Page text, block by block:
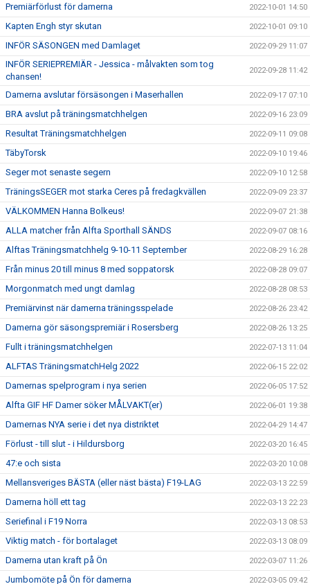
Premiärförlust för damerna 2022-10-01 14:50
Kapten Engh styr skutan 2022-10-01 09:10
INFÖR SÄSONGEN med Damlaget 2022-09-29 11:07
INFÖR SERIEPREMIÄR - Jessica - målvakten som tog
chansen!
2022-09-28 11:42
Damerna avslutar försäsongen i Maserhallen 2022-09-17 07:10
BRA avslut på träningsmatchhelgen 2022-09-16 23:09
Resultat Träningsmatchhelgen 2022-09-11 09:08
TäbyTorsk 2022-09-10 19:46
Seger mot senaste segern 2022-09-10 12:58
TräningsSEGER mot starka Ceres på fredagkvällen 2022-09-09 23:37
VÄLKOMMEN Hanna Bolkeus! 2022-09-07 21:38
ALLA matcher från Alfta Sporthall SÄNDS 2022-09-07 08:16
Alftas Träningsmatchhelg 9-10-11 September 2022-08-29 16:28
Från minus 20 till minus 8 med soppatorsk 2022-08-28 09:07
Morgonmatch med ungt damlag 2022-08-28 08:53
Premiärvinst när damerna träningsspelade 2022-08-26 23:42
Damerna gör säsongspremiär i Rosersberg 2022-08-26 13:25
Fullt i träningsmatchhelgen 2022-07-13 11:04
ALFTAS TräningsmatchHelg 2022 2022-06-15 22:02
Damernas spelprogram i nya serien 2022-06-05 17:52
Alfta GIF HF Damer söker MÅLVAKT(er) 2022-06-01 19:38
Damernas NYA serie i det nya distriktet 2022-04-29 14:47
Förlust - till slut - i Hildursborg 2022-03-20 16:45
47:e och sista 2022-03-20 10:08
Mellansveriges BÄSTA (eller näst bästa) F19-LAG 2022-03-13 22:59
Damerna höll ett tag 2022-03-13 22:23
Seriefinal i F19 Norra 2022-03-13 08:53
Viktig match - för bortalaget 2022-03-13 08:09
Damerna utan kraft på Ön 2022-03-07 11:26
Jumbomöte på Ön för damerna 2022-03-05 09:42